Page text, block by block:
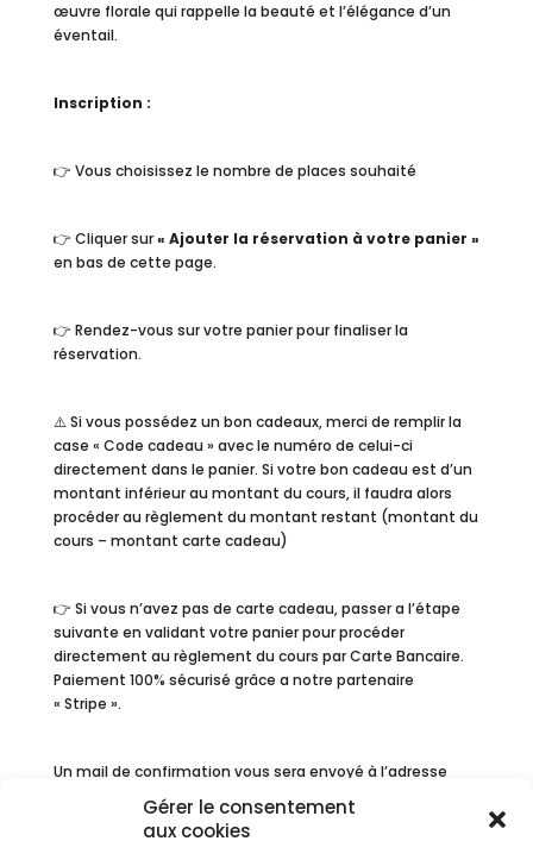
Gérer le consentement
aux cookies
œuvre florale qui rappelle la beauté et l’élégance d’un
éventail.
Inscription :
👉 Vous choisissez le nombre de places souhaité
👉 Cliquer sur« Ajouter la réservation à votre panier »
en bas de cette page.
👉 Rendez-vous sur votre panier pour finaliser la
réservation.
⚠️ Si vous possédez un bon cadeaux, merci de remplir la
case « Code cadeau » avec le numéro de celui-ci
directement dans le panier. Si votre bon cadeau est d’un
montant inférieur au montant du cours, il faudra alors
procéder au règlement du montant restant (montant du
cours – montant carte cadeau)
👉 Si vous n’avez pas de carte cadeau, passer a l’étape
suivante en validant votre panier pour procéder
directement au règlement du cours par Carte Bancaire.
Paiement 100% sécurisé grâce a notre partenaire
« Stripe ».
Un mail de confirmation vous sera envoyé à l’adresse
mail que vous aurait renseigné dans votre compte.